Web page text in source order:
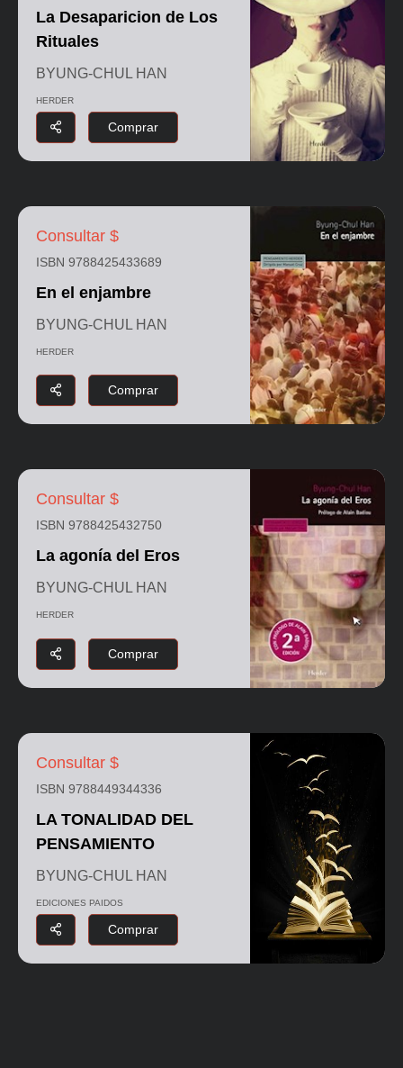
La Desaparicion de Los
Rituales
BYUNG-CHUL HAN
HERDER
Comprar
Consultar $
ISBN 9788425433689
En el enjambre
BYUNG-CHUL HAN
HERDER
Comprar
Consultar $
ISBN 9788425432750
La agonía del Eros
BYUNG-CHUL HAN
HERDER
Comprar
Consultar $
ISBN 9788449344336
LA TONALIDAD DEL
PENSAMIENTO
BYUNG-CHUL HAN
EDICIONES PAIDOS
Comprar